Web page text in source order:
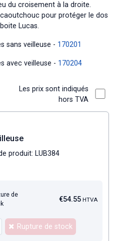
du croisement à la droite.
pour protéger le dos
Lucas.
sans veilleuse - 170201
avec veilleuse - 170204
Les prix sont indiqués
hors TVA
produit: LUB384
€54.55 HTVA
de
Rupture de stock